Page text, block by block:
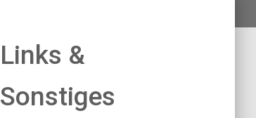
Links &
Sonstiges